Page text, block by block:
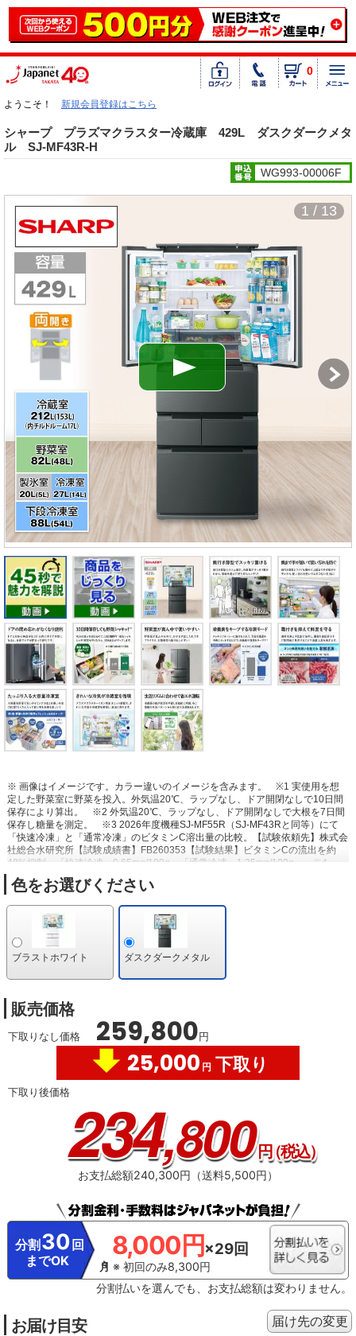
0
ようこそ！ 新規会員登録はこちら
シャープ プラズマクラスター冷蔵庫 429L ダスクダークメタ
ル SJ-MF43R-H
WG993-00006F
1 / 13
※ 画像はイメージです。カラー違いのイメージを含みます。
※1 実使用を想
定した野菜室に野菜を投入。外気温20℃、ラップなし、ドア開閉なしで10日間
保存により算出。
※2 外気温20℃、ラップなし、ドア開閉なしで大根を7日間
保存し糖量を測定。
※3 2026年度機種SJ-MF55R（SJ-MF43Rと同等）にて
「快速冷凍」と「通常冷凍」のビタミンC溶出量の比較。【試験依頼先】株式会
社総合水研究所【試験成績書】FB260353【試験結果】ビタミンCの流出を約
48%抑制。「快速冷凍」0.65mg/100g、「通常冷凍」1.25mg/100g。
※4
「快速冷凍」と「通常冷凍」のビタミンC溶出量の比較【結果】「快速冷凍」
0.65mg/100g「通常冷凍」1.25mg/100g。
較。ドア開閉ありで1ヶ月保存。食品の種類や状態などにより効果は異なりま
※6 実機での実証結果ではありません。【試験方法】1000Lボックス内に
プラズマクラスターイオンを放出後、浮遊菌を採取し生菌数を測定（プラズマ
クラスターイオン濃度：ダクト内200,000個/cm3）【試験対象】1種の浮遊菌
【対象場所】冷蔵室内【結果】約73分で除去率99%以上。食中毒などの予防を
保証するものではありません。
※7 実機での実証結果ではありません。【試験
イオン放出6日後の生菌数を測定（プラズマクラスターイオン濃度：50,000
個/cm³）【対象場所】冷蔵室内【結果】6日間で除去率99%以上。食中毒などの
予防を保証するものではありません。
※8 つないでもっと節電ON（自動製氷
一時停止モード時）と通常運転（自動製氷運転時）の比較。電力消費を抑えた
運転をするために食品保存に影響を及ぼさない範囲で庫内温度を約2～3℃高め
に設定する。設定温度「中」、新鮮冷凍「切」、周囲温度35℃、ドア開閉なし
での1日当たりの消費電力量から算出。通常運転：1.538kWh→つないでもっと
節電ON：0.994kWh
色をお選びください
ブラストホワイト ダスクダークメタル
販売価格
下取りなし価格 259,800円
25,000 円 下取り
下取り後価格234,800円（税込）
お支払総額240,300円（送料5,500円）
分割 30 回
までOK
8,000円×29回
※ 初回のみ8,300円
分割払いを選んでも、お支払総額は変わりません。
お届け目安 届け先の変更